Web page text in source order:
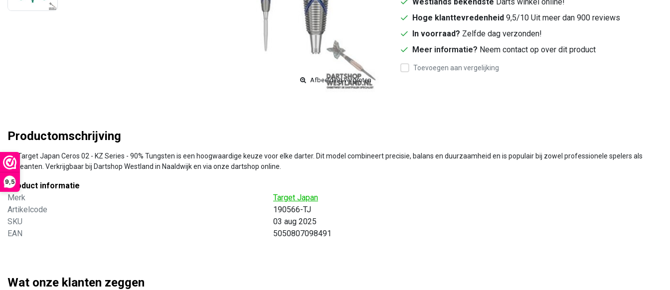
9,5
Afbeelding vergroten
Hoge klanttevredenheid 9,5/10 Uit meer dan 900 reviews
In voorraad? Zelfde dag verzonden!
Meer informatie? Neem contact op over dit product
Toevoegen aan vergelijking
Productomschrijving
De Target Japan Ceros 02 - KZ Series - 90% Tungsten is een hoogwaardige keuze voor elke darter. Dit model combineert precisie, balans en duurzaamheid en is populair bij zowel professionele spelers als
recreanten. Verkrijgbaar bij Dartshop Westland in Naaldwijk en via onze dartshop online.
Product informatie
Merk
Target Japan
Artikelcode
190566-TJ
SKU
03 aug 2025
EAN
5050807098491
Wat onze klanten zeggen